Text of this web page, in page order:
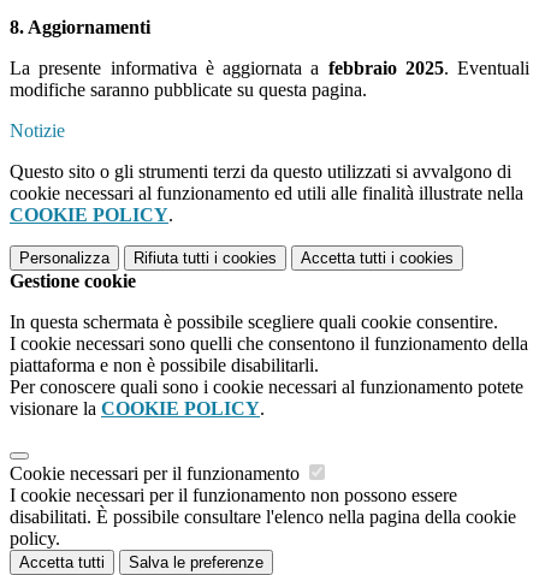
8. Aggiornamenti
La presente informativa è aggiornata a febbraio 2025. Eventuali
modifiche saranno pubblicate su questa pagina.
Notizie
Questo sito o gli strumenti terzi da questo utilizzati si avvalgono di
cookie necessari al funzionamento ed utili alle finalità illustrate nella
COOKIE POLICY.
Personalizza Rifiuta tutti i cookies Accetta tutti i cookies
Gestione cookie
In questa schermata è possibile scegliere quali cookie consentire.
I cookie necessari sono quelli che consentono il funzionamento della
piattaforma e non è possibile disabilitarli.
Per conoscere quali sono i cookie necessari al funzionamento potete
visionare la COOKIE POLICY.
Cookie necessari per il funzionamento
I cookie necessari per il funzionamento non possono essere
disabilitati. È possibile consultare l'elenco nella pagina della cookie
policy.
Accetta tutti Salva le preferenze